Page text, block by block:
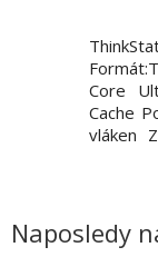
Core
Cache
vláken
Naposledy